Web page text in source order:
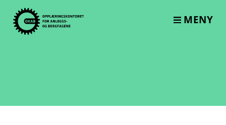
content
MENY